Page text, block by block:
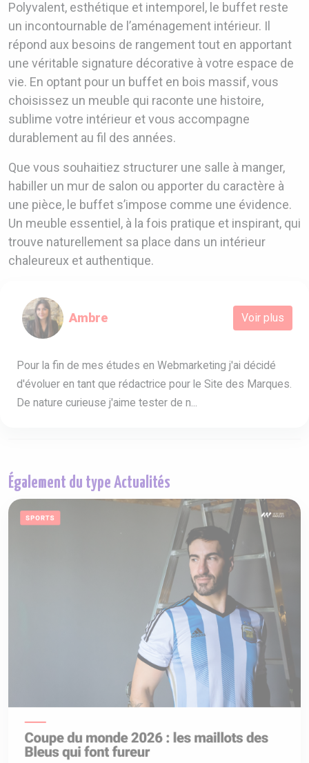
Polyvalent, esthétique et intemporel, le buffet reste
un incontournable de l’aménagement intérieur. Il
répond aux besoins de rangement tout en apportant
une véritable signature décorative à votre espace de
vie. En optant pour un buffet en bois massif, vous
choisissez un meuble qui raconte une histoire,
sublime votre intérieur et vous accompagne
durablement au fil des années.
Que vous souhaitiez structurer une salle à manger,
habiller un mur de salon ou apporter du caractère à
une pièce, le buffet s’impose comme une évidence.
Un meuble essentiel, à la fois pratique et inspirant, qui
trouve naturellement sa place dans un intérieur
chaleureux et authentique.
Ambre Voir plus
Pour la fin de mes études en Webmarketing j'ai décidé
d'évoluer en tant que rédactrice pour le Site des Marques.
De nature curieuse j'aime tester de n...
Également du type Actualités